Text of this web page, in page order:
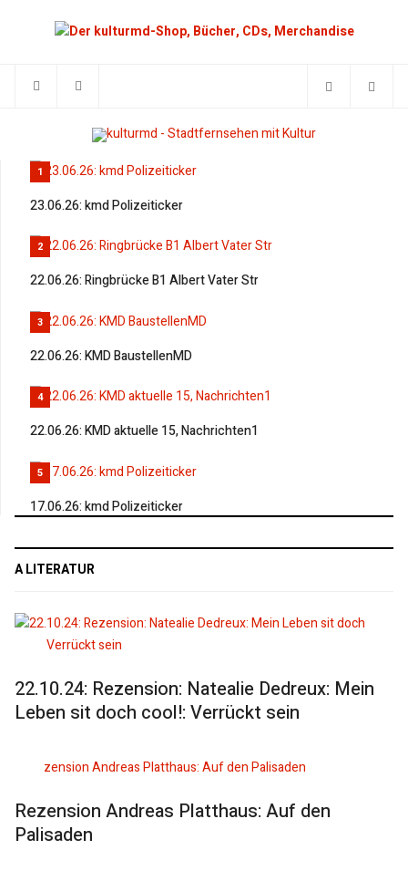
1
23.06.26: kmd Polizeiticker
2
22.06.26: Ringbrücke B1 Albert Vater Str
3
22.06.26: KMD BaustellenMD
4
22.06.26: KMD aktuelle 15, Nachrichten1
5
17.06.26: kmd Polizeiticker
A LITERATUR
22.10.24: Rezension: Natealie Dedreux: Mein
Leben sit doch cool!: Verrückt sein
Rezension Andreas Platthaus: Auf den
Palisaden